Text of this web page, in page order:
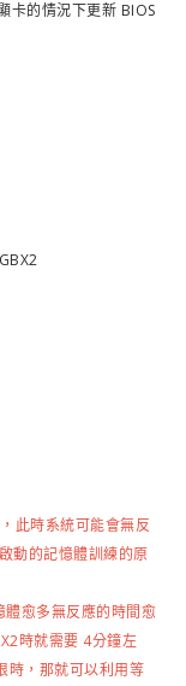
卡的情況下更新 BIOS
此時系統可能會無反
動的記憶體訓練的原
體愈多無反應的時間愈
時就需要 4分鐘左
時，那就可以利用等